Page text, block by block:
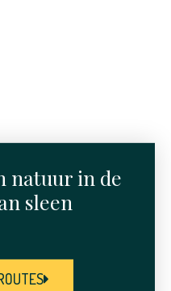
natuur in de
sleen